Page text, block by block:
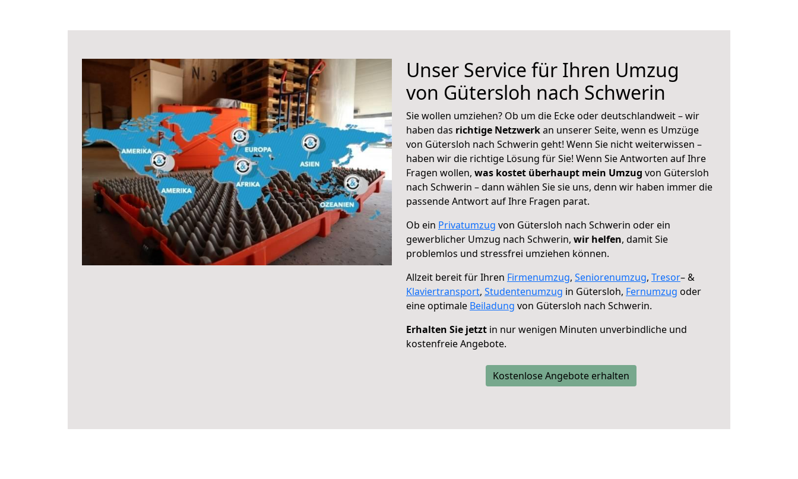
Unser Service für Ihren Umzug
von Gütersloh nach Schwerin
Sie wollen umziehen? Ob um die Ecke oder deutschlandweit – wir
haben das richtige Netzwerkan unserer Seite, wenn es Umzüge
von Gütersloh nach Schwerin geht! Wenn Sie nicht weiterwissen –
haben wir die richtige Lösung für Sie! Wenn Sie Antworten auf Ihre
Fragen wollen, was kostet überhaupt mein Umzug von Gütersloh
nach Schwerin – dann wählen Sie sie uns, denn wir haben immer die
passende Antwort auf Ihre Fragen parat.
Ob ein Privatumzug von Gütersloh nach Schwerin oder ein
gewerblicher Umzug nach Schwerin, wir helfen, damit Sie
problemlos und stressfrei umziehen können.
Allzeit bereit für Ihren Firmenumzug, Seniorenumzug, Tresor– &
Klaviertransport, Studentenumzug in Gütersloh, Fernumzug oder
eine optimale Beiladung von Gütersloh nach Schwerin.
Erhalten Sie jetzt in nur wenigen Minuten unverbindliche und
kostenfreie Angebote.
Kostenlose Angebote erhalten